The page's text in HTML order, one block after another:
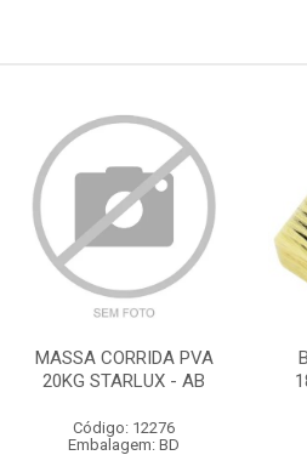
MASSA CORRIDA PVA
20KG STARLUX - AB
Código: 12276
Embalagem: BD